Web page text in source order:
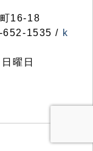
16-18
652-1535 / k
曜日